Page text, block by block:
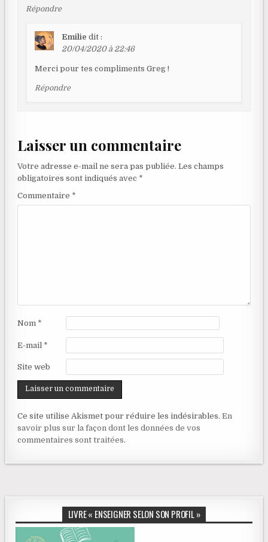
Répondre
Emilie dit :
20/04/2020 à 22:46
Merci pour tes compliments Greg !
Répondre
Laisser un commentaire
Votre adresse e-mail ne sera pas publiée. Les champs
obligatoires sont indiqués avec *
Commentaire *
Nom *
E-mail *
Site web
Ce site utilise Akismet pour réduire les indésirables.En
savoir plus sur la façon dont les données de vos
commentaires sont traitées.
LIVRE « ENSEIGNER SELON SON PROFIL »